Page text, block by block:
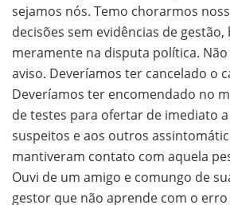
sejamos nós. Temo chorarmos
decisões sem evidências de gestão,
meramente na disputa política.
aviso. Deveríamos ter cancelado o
Deveríamos ter encomendado no
de testes para ofertar de imediato
suspeitos e aos outros
mantiveram contato com aquela
Ouvi de um amigo e comungo de
gestor que não aprende com o